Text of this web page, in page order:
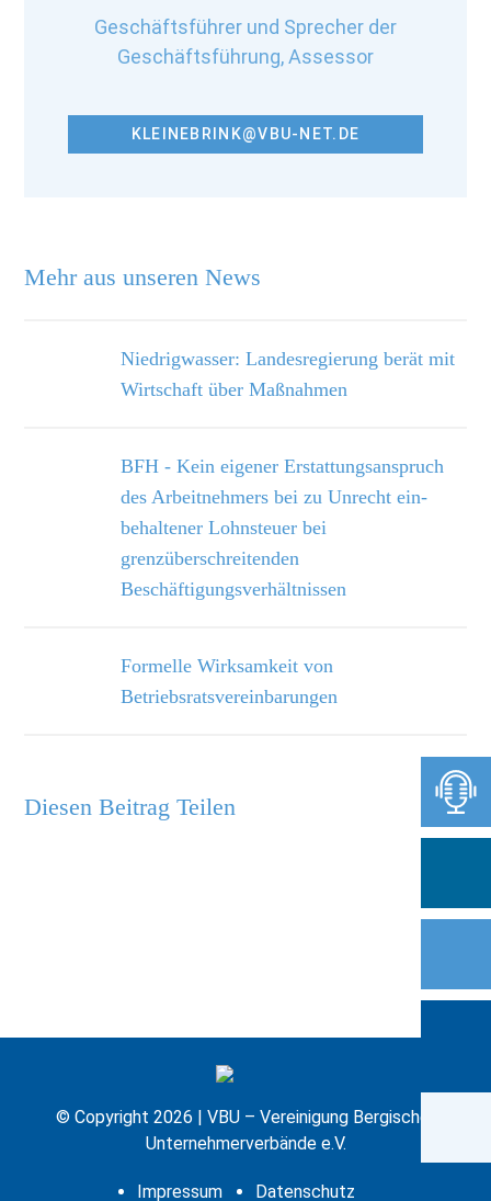
Mehr aus unseren News
Niedrigwasser: Landesregierung berät mit
Wirtschaft über Maßnahmen
BFH - Kein eigener Erstattungsanspruch
des Arbeitnehmers bei zu Unrecht ein­
behaltener Lohnsteuer bei
grenzüberschreitenden
Beschäftigungsverhältnissen
Formelle Wirksamkeit von
Betriebsratsvereinbarungen
Geschäftsführer und Sprecher der
Geschäftsführung, Assessor
KLEINEBRINK@VBU-NET.DE
Diesen Beitrag Teilen
© Copyright 2026 | VBU – Vereinigung Bergischer
Unternehmerverbände e.V.
Impressum Datenschutz